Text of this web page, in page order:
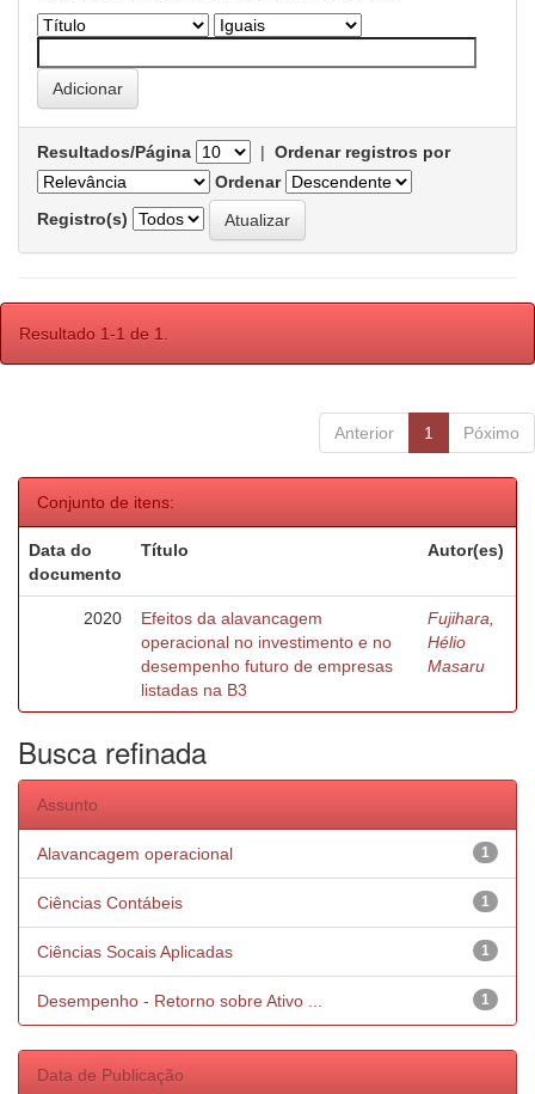
Resultados/Página | Ordenar registros por
Ordenar
Registro(s)
Resultado 1-1 de 1.
Anterior 1 Póximo
Conjunto de itens:
Data do
documento
Título Autor(es)
2020
Efeitos da alavancagem
operacional no investimento e no
desempenho futuro de empresas
listadas na B3
Fujihara,
Hélio
Masaru
Busca refinada
Assunto
1
Alavancagem operacional
1
Ciências Contábeis
1
Ciências Socais Aplicadas
1
Desempenho - Retorno sobre Ativo ...
Data de Publicação